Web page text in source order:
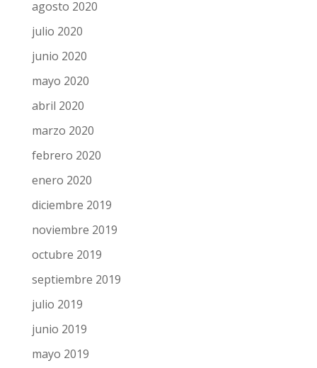
septiembre 2020
agosto 2020
julio 2020
junio 2020
mayo 2020
abril 2020
marzo 2020
febrero 2020
enero 2020
diciembre 2019
noviembre 2019
octubre 2019
septiembre 2019
julio 2019
junio 2019